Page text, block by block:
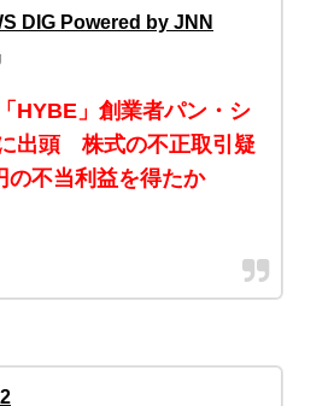
DIG Powered by JNN
HYBE」創業者パン・シ
出頭 株式の不正取引疑
不当利益を得たか